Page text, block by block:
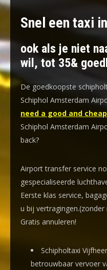
Snel een taxi
ook als je niet
wil, tot 35&
De goedkoopste
Schiphol Amsterdam
need a good and
Schiphol Amsterdam
back?
Airport transfer service
gespecialiseerde
Eerste klas service,
u bij vertragingen.(zonder
Gratis annuleren!
Schipholtaxi
betrouwbaar vervoer